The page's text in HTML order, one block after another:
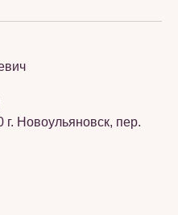
Новоульяновск, пер.